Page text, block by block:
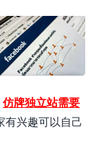
仿牌独立站需要
有兴趣可以自己